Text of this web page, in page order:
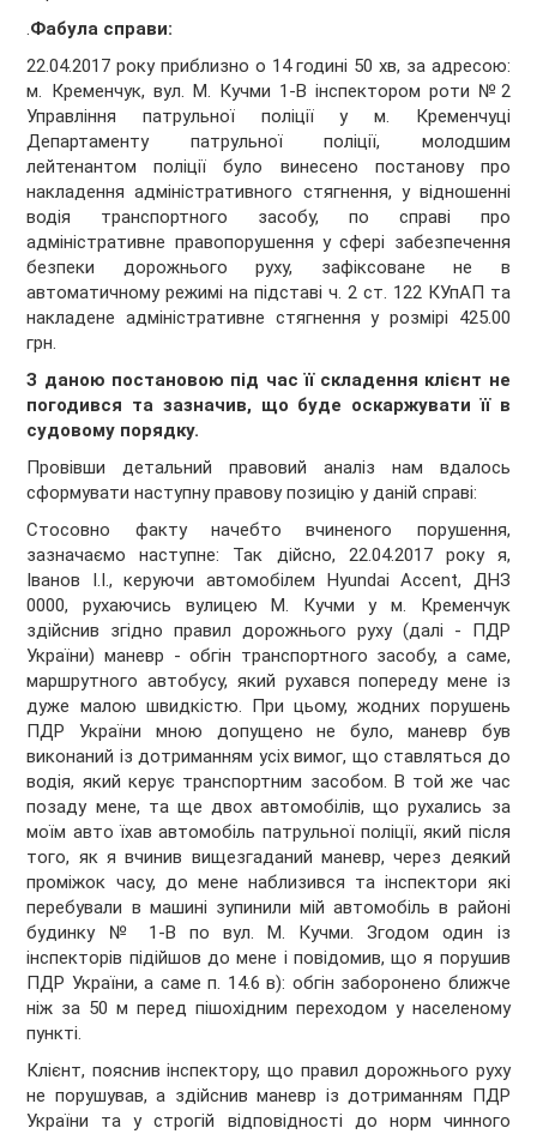
.Фабула справи:
22.04.2017 року приблизно о 14 годині 50 хв, за адресою:
м. Кременчук, вул. М. Кучми 1-В інспектором роти №2
Управління патрульної поліції у м. Кременчуці
Департаменту патрульної поліції, молодшим
лейтенантом поліції було винесено постанову про
накладення адміністративного стягнення, у відношенні
водія транспортного засобу, по справі про
адміністративне правопорушення у сфері забезпечення
безпеки дорожнього руху, зафіксоване не в
автоматичному режимі на підставі ч. 2 ст. 122 КУпАП та
накладене адміністративне стягнення у розмірі 425.00
грн.
З даною постановою під час її складення клієнт не
погодився та зазначив, що буде оскаржувати її в
судовому порядку.
Провівши детальний правовий аналіз нам вдалось
сформувати наступну правову позицію у даній справі:
Стосовно факту начебто вчиненого порушення,
зазначаємо наступне: Так дійсно, 22.04.2017 року я,
Іванов І.І., керуючи автомобілем Hyundai Accent, ДНЗ
0000, рухаючись вулицею М. Кучми у м. Кременчук
здійснив згідно правил дорожнього руху (далі - ПДР
України) маневр - обгін транспортного засобу, а саме,
маршрутного автобусу, який рухався попереду мене із
дуже малою швидкістю. При цьому, жодних порушень
ПДР України мною допущено не було, маневр був
виконаний із дотриманням усіх вимог, що ставляться до
водія, який керує транспортним засобом. В той же час
позаду мене, та ще двох автомобілів, що рухались за
моїм авто їхав автомобіль патрульної поліції, який після
того, як я вчинив вищезгаданий маневр, через деякий
проміжок часу, до мене наблизився та інспектори які
перебували в машині зупинили мій автомобіль в районі
будинку № 1-В по вул. М. Кучми. Згодом один із
інспекторів підійшов до мене і повідомив, що я порушив
ПДР України, а саме п. 14.6 в): обгін заборонено ближче
ніж за 50 м перед пішохідним переходом у населеному
пункті.
Клієнт, пояснив інспектору, що правил дорожнього руху
не порушував, а здійснив маневр із дотриманням ПДР
України та у строгій відповідності до норм чинного